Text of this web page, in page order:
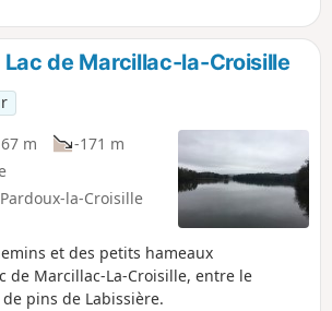
de Marcillac-la-Croisille
m
-171 m
la-Croisille
et des petits hameaux
de Marcillac-La-Croisille, entre le
pins de Labissière.